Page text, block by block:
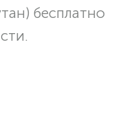
бесплатно